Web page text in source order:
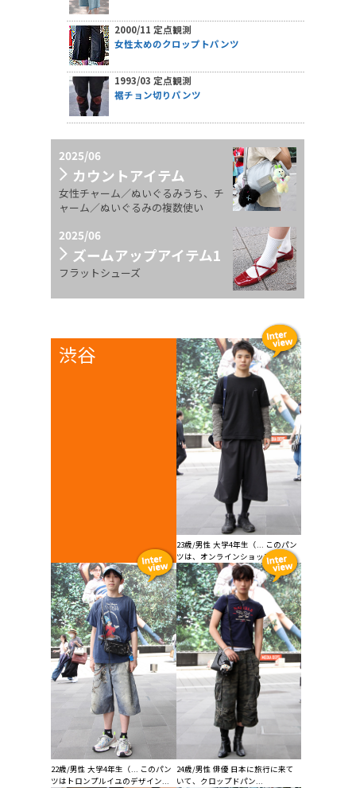
2000/11 定点観測
女性太めのクロップトパンツ
1993/03 定点観測
裾チョン切りパンツ
2025/06
カウントアイテム
女性チャーム／ぬいぐるみうち、チ
ャーム／ぬいぐるみの複数使い
2025/06
ズームアップアイテム1
フラットシューズ
渋谷
23歳/男性 大学4年生（... このパン
ツは、オンラインショップを見...
22歳/男性 大学4年生（... このパン
ツはトロンプルイユのデザイン...
24歳/男性 俳優 日本に旅行に来て
いて、クロップドパン...